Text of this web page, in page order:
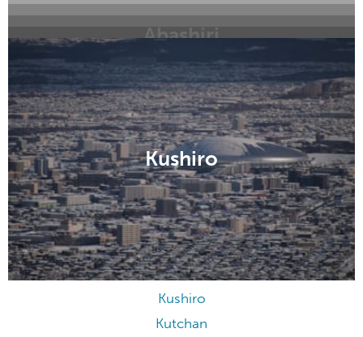
Abashiri
Asahikawa
Chitose
Furano
Hakodate